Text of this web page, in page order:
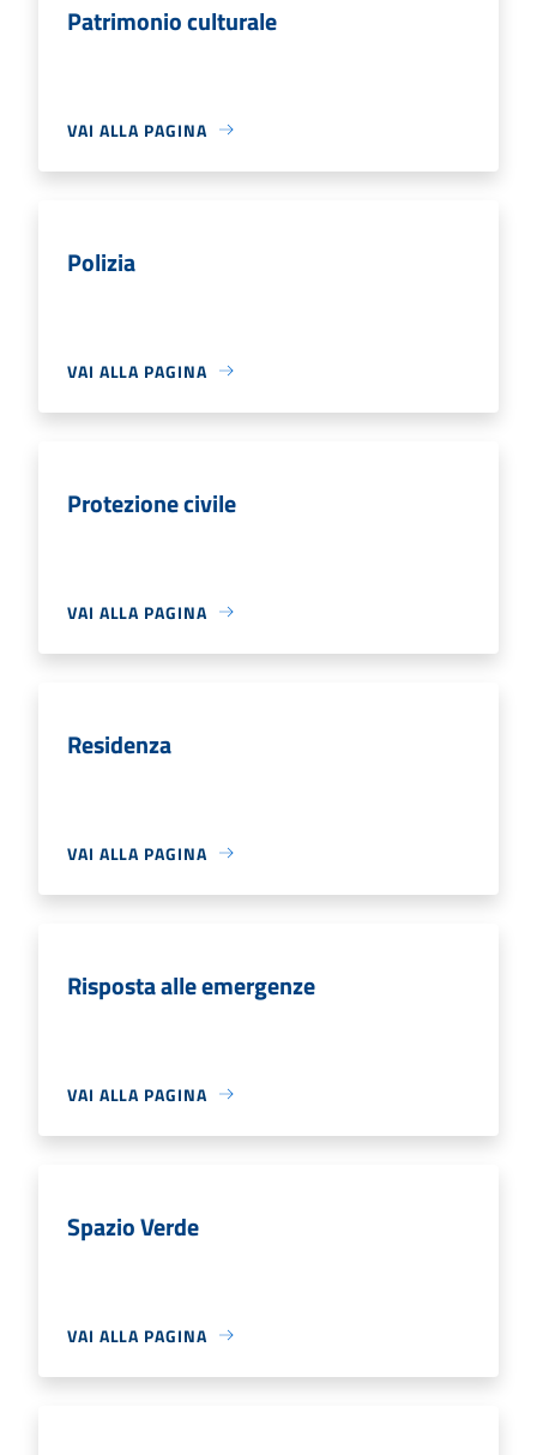
Patrimonio culturale
VAI ALLA PAGINA
Polizia
VAI ALLA PAGINA
Protezione civile
VAI ALLA PAGINA
Residenza
VAI ALLA PAGINA
Risposta alle emergenze
VAI ALLA PAGINA
Spazio Verde
VAI ALLA PAGINA